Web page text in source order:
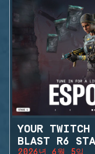
YOUR
BLAST R6